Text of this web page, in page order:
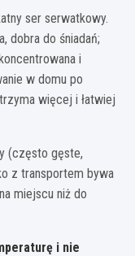
ser serwatkowy.
dobra do śniadań;
i
w domu po
więcej i łatwiej
(często gęste,
z transportem bywa
miejscu niż do
i nie